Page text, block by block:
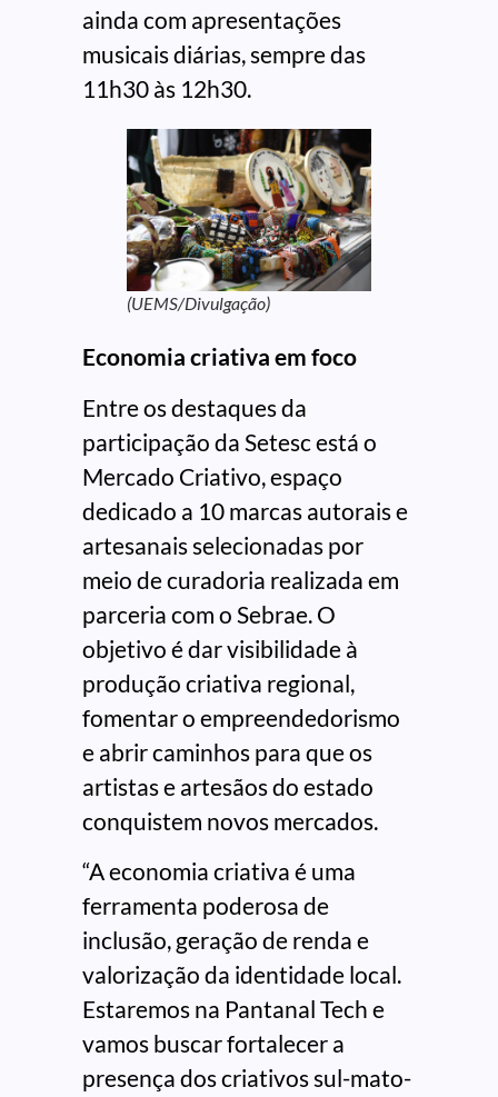
ainda com apresentações
musicais diárias, sempre das
11h30 às 12h30.
(UEMS/Divulgação)
Economia criativa em foco
Entre os destaques da
participação da Setesc está o
Mercado Criativo, espaço
dedicado a 10 marcas autorais e
artesanais selecionadas por
meio de curadoria realizada em
parceria com o Sebrae. O
objetivo é dar visibilidade à
produção criativa regional,
fomentar o empreendedorismo
e abrir caminhos para que os
artistas e artesãos do estado
conquistem novos mercados.
“A economia criativa é uma
ferramenta poderosa de
inclusão, geração de renda e
valorização da identidade local.
Estaremos na Pantanal Tech e
vamos buscar fortalecer a
presença dos criativos sul-mato-